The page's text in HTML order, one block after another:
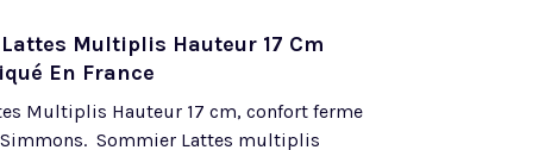
Multiplis Hauteur 17 Cm
En France
Multiplis Hauteur 17 cm, confort ferme
Simmons. Sommier Lattes multiplis